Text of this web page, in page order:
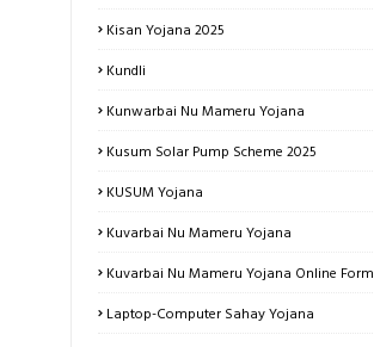
Kisan Yojana 2025
Kundli
Kunwarbai Nu Mameru Yojana
Kusum Solar Pump Scheme 2025
KUSUM Yojana
Kuvarbai Nu Mameru Yojana
Kuvarbai Nu Mameru Yojana Online Form
Laptop-Computer Sahay Yojana